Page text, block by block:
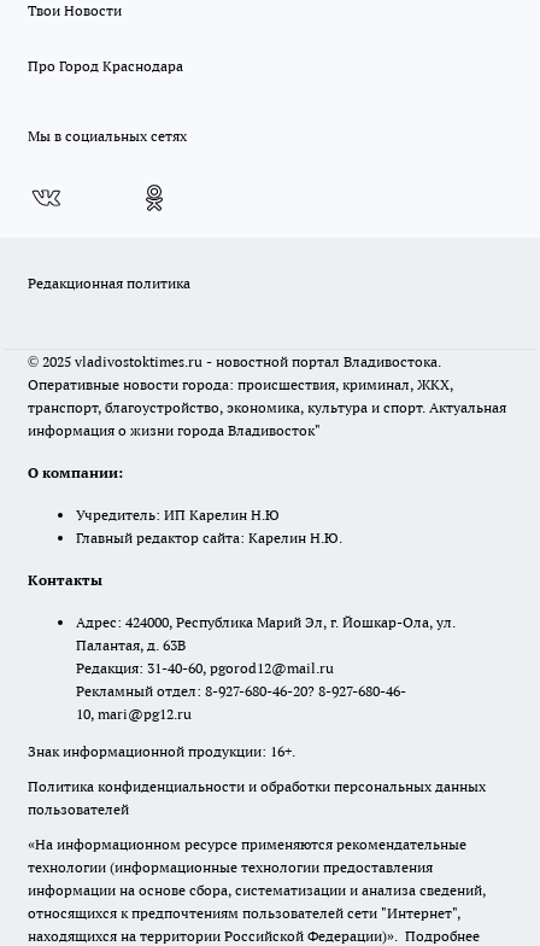
Твои Новости
Про Город Краснодара
Мы в социальных сетях
Редакционная политика
© 2025 vladivostoktimes.ru - новостной портал Владивостока.
Оперативные новости города: происшествия, криминал, ЖКХ,
транспорт, благоустройство, экономика, культура и спорт. Актуальная
информация о жизни города Владивосток"
О компании:
Учредитель: ИП Карелин Н.Ю
Главный редактор сайта: Карелин Н.Ю.
Контакты
Адрес: 424000, Республика Марий Эл, г. Йошкар-Ола, ул.
Палантая, д. 63В
Редакция: 31-40-60, pgorod12@mail.ru
Рекламный отдел: 8-927-680-46-20? 8-927-680-46-
10, mari@pg12.ru
Знак информационной продукции: 16+.
Политика конфиденциальности и обработки персональных данных
пользователей
«На информационном ресурсе применяются рекомендательные
технологии (информационные технологии предоставления
информации на основе сбора, систематизации и анализа сведений,
относящихся к предпочтениям пользователей сети "Интернет",
находящихся на территории Российской Федерации)». Подробнее